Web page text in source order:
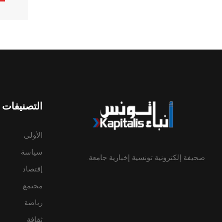
صحيفة إلكترونية تونسية إخبارية جامعة.
التصنيفات
الأولى
سياسة
إقتصاد
مجتمع
رياضة
ثقافة